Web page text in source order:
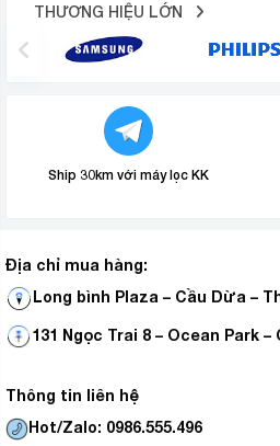
THƯƠNG HIỆU LỚN
Ship 30km với máy lọc KK
Địa chỉ mua hàng:
Long bình Plaza – Cầu Dừa –
131 Ngọc Trai 8 – Ocean Park –
Thông tin liên hệ
Hot/Zalo: 0986.555.496